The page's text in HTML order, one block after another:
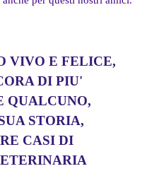
VIVO E FELICE,
DI PIU'
QUALCUNO,
STORIA,
CASI DI